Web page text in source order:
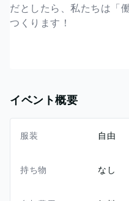
だとしたら、私たちは「
つくります！
イベント概要
服装 自由
持ち物 なし